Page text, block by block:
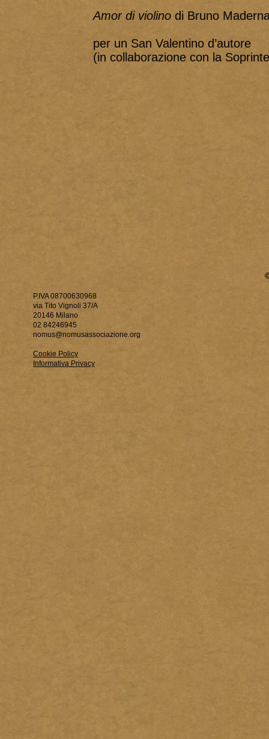
Amor di violino di Bruno
per un San Valentino d’autore
(in collaborazione con la
P.IVA 08700630968
via Tito Vignoli 37/A
20146 Milano
02 84246945
nomus@nomusassociazione.org
Cookie Policy
Informativa Privacy